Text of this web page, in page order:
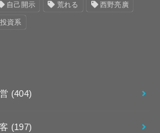
自己開示 荒れる 西野亮廣
資系
(404)
(197)